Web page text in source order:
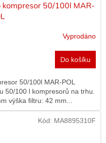
50/100l MAR-
Vyprodáno
Do košíku
50/100l MAR-POL
50/100 l kompresorů na trhu.
výška filtru: 42 mm...
Kód: MA8895310F